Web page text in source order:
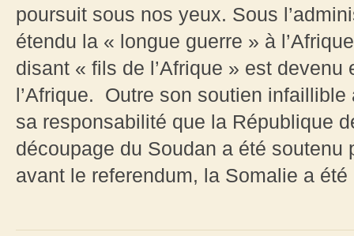
poursuit sous nos yeux. Sous
étendu la « longue guerre » à
disant « fils de l’Afrique » est
l’Afrique. Outre son soutien
sa responsabilité que la République
découpage du Soudan a été
avant le referendum, la Somalie a